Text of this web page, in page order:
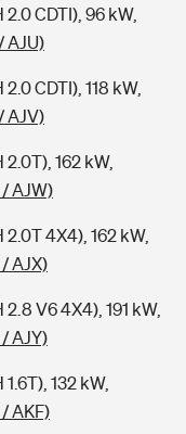
CDTI), 96 kW,
AJU)
CDTI), 118 kW,
AJV)
162 kW,
AJW)
4X4), 162 kW,
AJX)
V6 4X4), 191 kW,
AJY)
132 kW,
AKF)